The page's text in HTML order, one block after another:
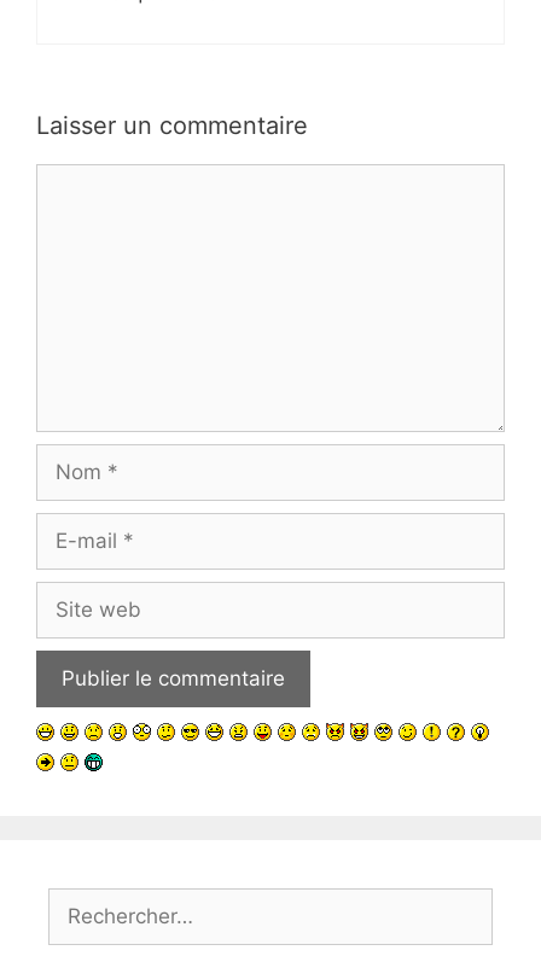
Laisser un commentaire
Nom
Site
web
Rechercher :